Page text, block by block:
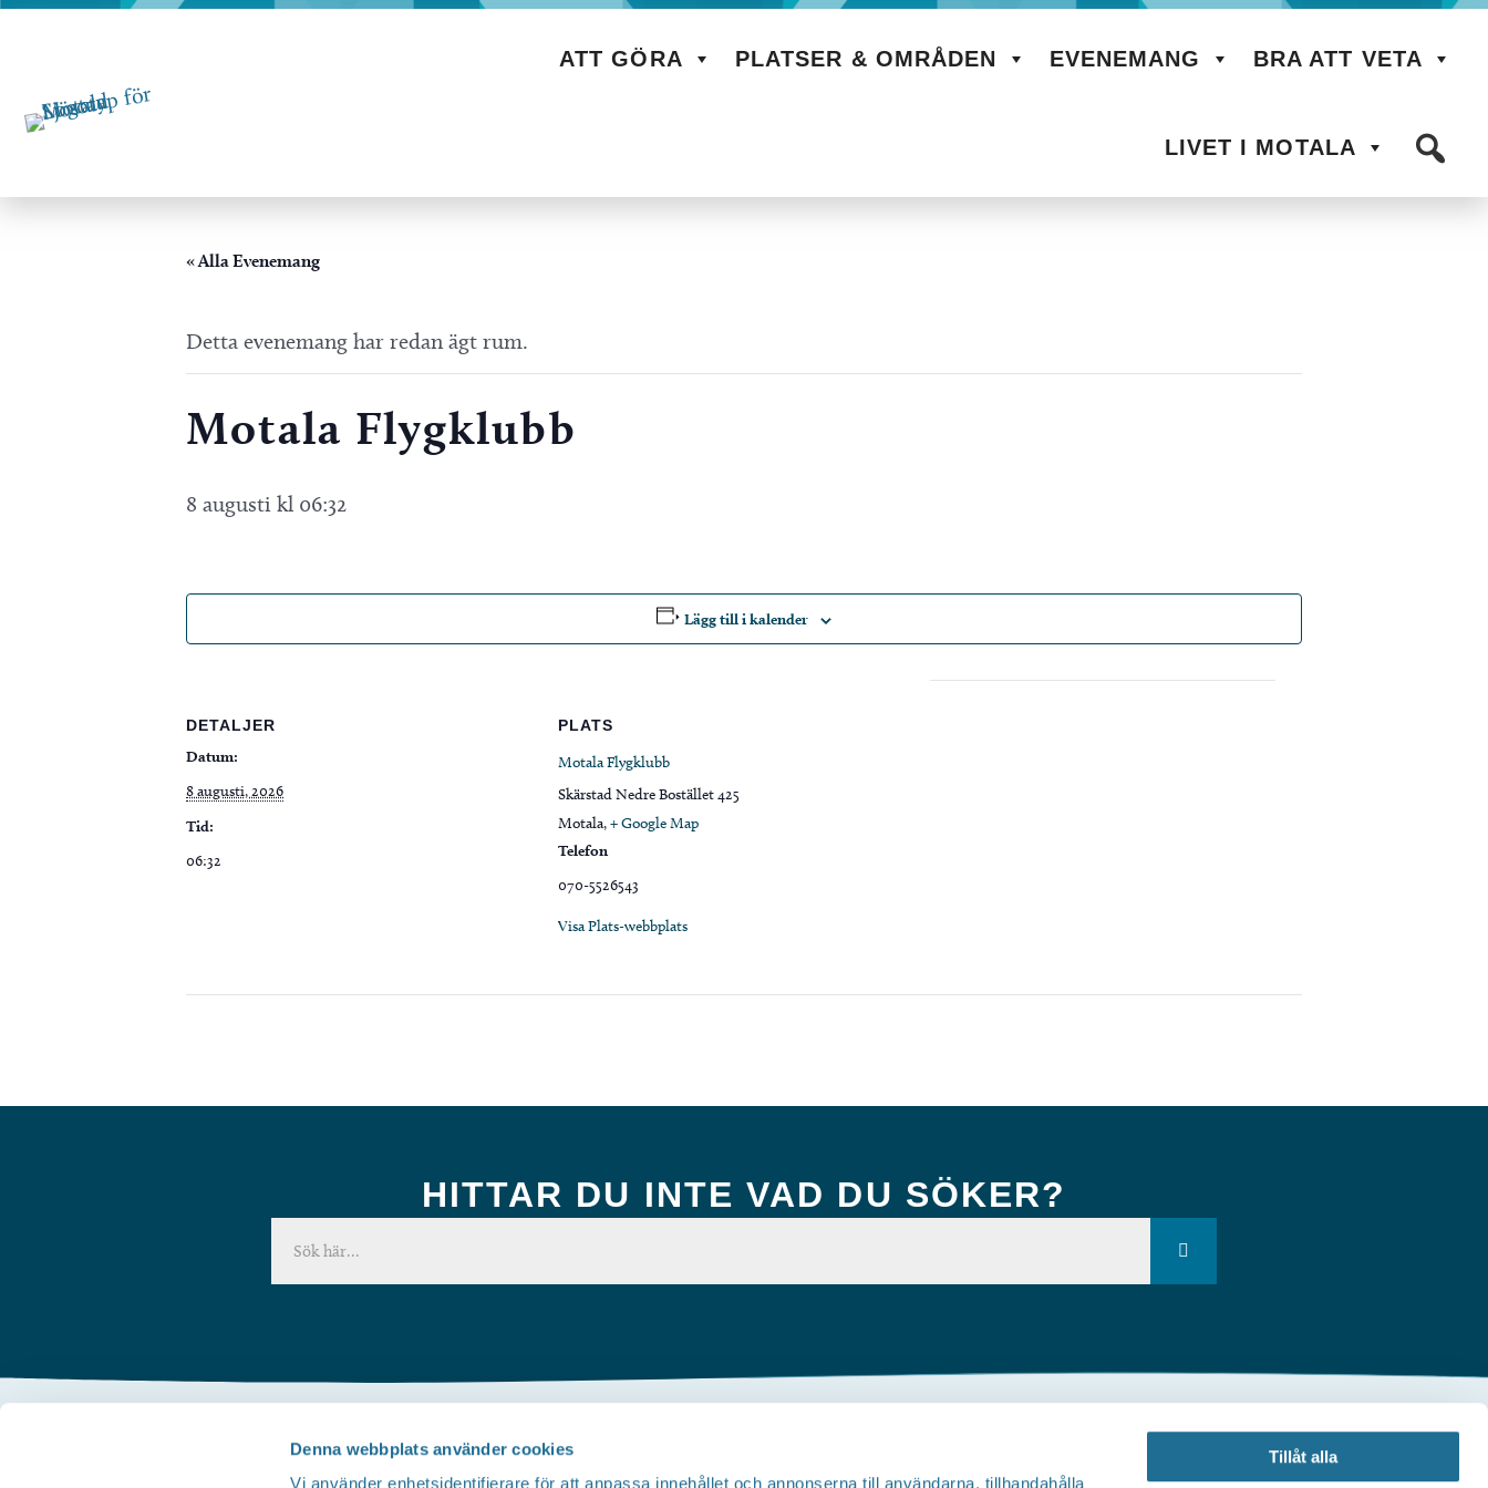
Denna webbplats använder cookies
Vi använder enhetsidentifierare för att anpassa innehållet och annonserna till användarna, tillhandahålla
Tillåt alla
Hoppa
ATT GÖRA PLATSER & OMRÅDEN EVENEMANG BRA ATT VETA
LIVET I MOTALA
« Alla Evenemang
Detta evenemang har redan ägt rum.
Motala Flygklubb
8 augusti kl 06:32
Lägg till i kalender
DETALJER
Datum:
8 augusti, 2026
Tid:
06:32
PLATS
Motala Flygklubb
Skärstad Nedre Bostället 425
Motala,+ Google Map
Telefon
070-5526543
Visa Plats-webbplats
HITTAR DU INTE VAD DU SÖKER?
Om webbplatsen